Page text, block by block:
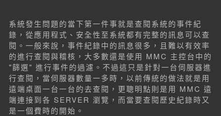
系統發生問題的當下第一件事就是查閱系統的事件紀
錄，從應用程式、安全性至系統都有完整的訊息可以查
閱。一般來說，事件紀錄中的訊息很多，且難以有效率
的進行查閱與稽核，大多數還是使用 MMC 主控台中的
"篩選" 進行事件的過濾。不過這只是針對一台伺服器進
行查閱，當伺服器數量一多時，以前傳統的做法就是用
遠端桌面一台一台的去查閱，更聰明點則是用 MMC 遠
端連接到各 SERVER 瀏覽，而當要查閱歷史紀錄時又
是一個費時的開始。